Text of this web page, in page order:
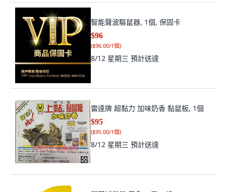
智能聲波驅鼠器, 1個, 保固卡
$96
($96.00/1個)
8/12 星期三 預計送達
雷達牌 超黏力 加味奶香 黏鼠板, 1個
$95
($95.00/1個)
8/12 星期三 預計送達